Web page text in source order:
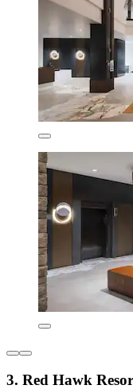
3. Red Hawk